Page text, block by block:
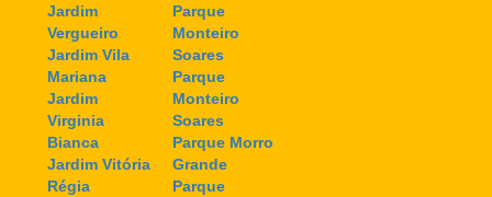
Jardim
Vergueiro
Jardim Vila
Mariana
Jardim
Virginia
Bianca
Jardim Vitória
Régia
Parque
Monteiro
Soares
Parque
Monteiro
Soares
Parque Morro
Grande
Parque